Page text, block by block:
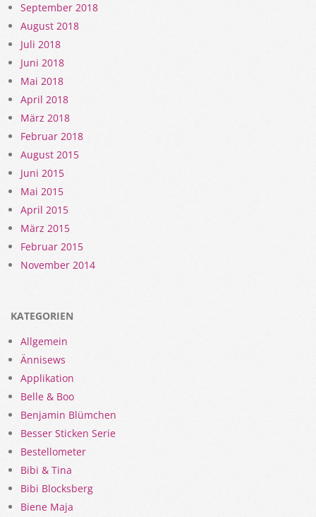
September 2018
August 2018
Juli 2018
Juni 2018
Mai 2018
April 2018
März 2018
Februar 2018
August 2015
Juni 2015
Mai 2015
April 2015
März 2015
Februar 2015
November 2014
KATEGORIEN
Allgemein
Ännisews
Applikation
Belle & Boo
Benjamin Blümchen
Besser Sticken Serie
Bestellometer
Bibi & Tina
Bibi Blocksberg
Biene Maja